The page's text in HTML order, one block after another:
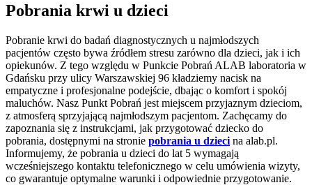
Pobrania krwi u dzieci
Pobranie krwi do badań diagnostycznych u najmłodszych
pacjentów często bywa źródłem stresu zarówno dla dzieci, jak i ich
opiekunów. Z tego względu w Punkcie Pobrań ALAB laboratoria w
Gdańsku przy ulicy Warszawskiej 96 kładziemy nacisk na
empatyczne i profesjonalne podejście, dbając o komfort i spokój
maluchów. Nasz Punkt Pobrań jest miejscem przyjaznym dzieciom,
z atmosferą sprzyjającą najmłodszym pacjentom. Zachęcamy do
zapoznania się z instrukcjami, jak przygotować dziecko do
pobrania, dostępnymi na stronie pobrania u dzieci na alab.pl.
Informujemy, że pobrania u dzieci do lat 5 wymagają
wcześniejszego kontaktu telefonicznego w celu umówienia wizyty,
co gwarantuje optymalne warunki i odpowiednie przygotowanie.